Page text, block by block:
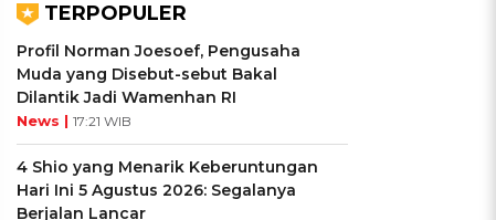
KUIS: Sepatu Mana yang
Cocok dengan
Kepribadianmu?
Ikuti Kuisnya ➔
Cancer?
TERPOPULER
Profil Norman Joesoef, Pengusaha
Muda yang Disebut-sebut Bakal
Dilantik Jadi Wamenhan RI
News | 17:21 WIB
4 Shio yang Menarik Keberuntungan
Hari Ini 5 Agustus 2026: Segalanya
Berjalan Lancar